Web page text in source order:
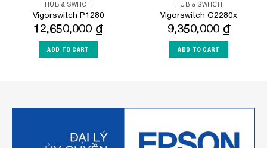
HUB & SWITCH
Vigorswitch P1280
12,650,000 ₫
ADD TO CART
HUB & SWITCH
Vigorswitch G2280x
9,350,000 ₫
ADD TO CART